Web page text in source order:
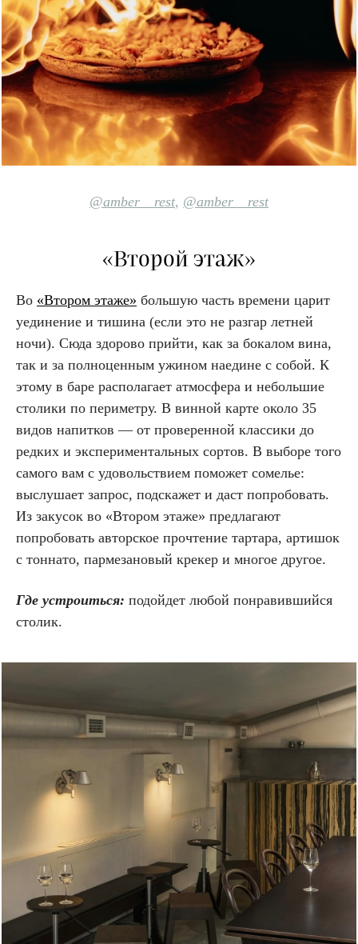
@amber__rest, @amber__rest
«Второй этаж»
Во «Втором этаже» большую часть времени царит
уединение и тишина (если это не разгар летней
ночи). Сюда здорово прийти, как за бокалом вина,
так и за полноценным ужином наедине с собой. К
этому в баре располагает атмосфера и небольшие
столики по периметру. В винной карте около 35
видов напитков — от проверенной классики до
редких и экспериментальных сортов. В выборе того
самого вам с удовольствием поможет сомелье:
выслушает запрос, подскажет и даст попробовать.
Из закусок во «Втором этаже» предлагают
попробовать авторское прочтение тартара, артишок
с тоннато, пармезановый крекер и многое другое.
Где устроиться: подойдет любой понравившийся
столик.